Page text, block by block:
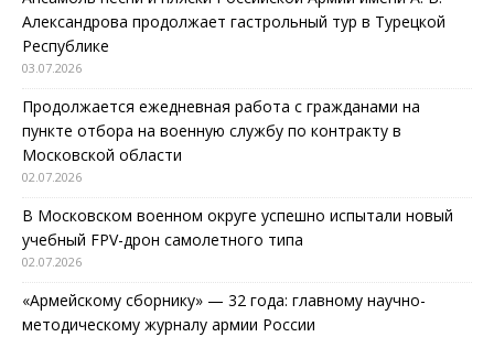
Александрова продолжает гастрольный тур в Турецкой
Республике
03.07.2026
Продолжается ежедневная работа с гражданами на
пункте отбора на военную службу по контракту в
Московской области
02.07.2026
В Московском военном округе успешно испытали новый
учебный FPV-дрон самолетного типа
02.07.2026
«Армейскому сборнику» — 32 года: главному научно-
методическому журналу армии России